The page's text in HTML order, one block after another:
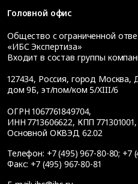
Головной офис
Общество с ограниченной
«ИБС Экспертиза»
Входит в состав группы
127434, Россия, город Москва,
дом 9Б, эт/пом/ком 5/XIII/6
ОГРН 1067761849704,
ИНН 7713606622, КПП 771301001,
Основной ОКВЭД 62.02
Телефон: +7 (495) 967-80-80; +7
Факс: +7 (495) 967-80-81